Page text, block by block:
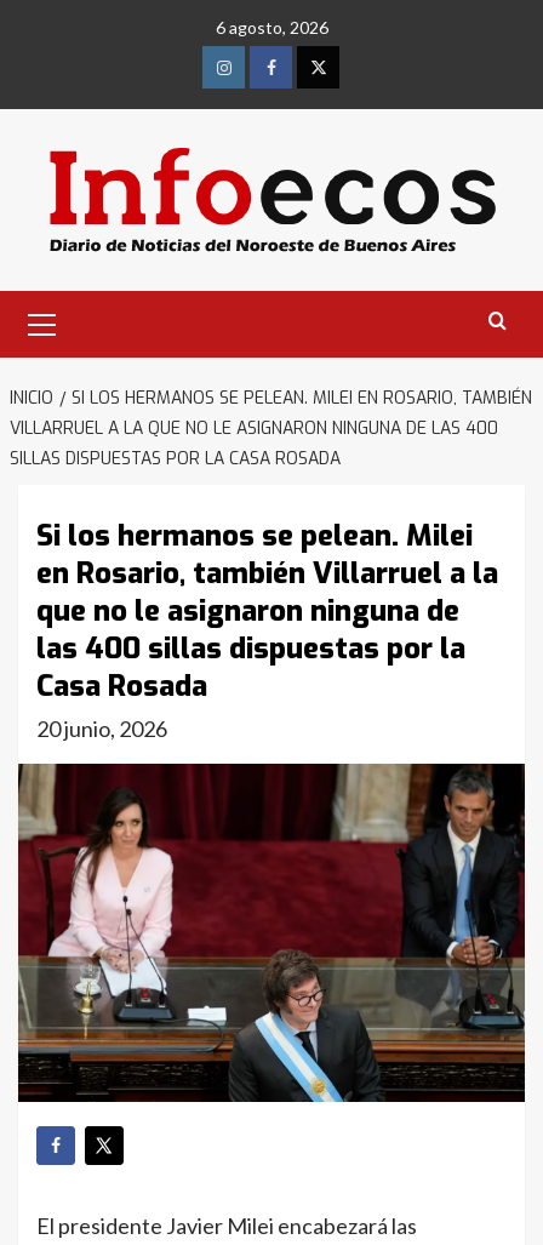
6 agosto, 2026
InstagramFacebookTwitter
primario
INICIO
SI LOS HERMANOS SE PELEAN. MILEI EN ROSARIO, TAMBIÉN
VILLARRUEL A LA QUE NO LE ASIGNARON NINGUNA DE LAS 400
SILLAS DISPUESTAS POR LA CASA ROSADA
Si los hermanos se pelean. Milei
en Rosario, también Villarruel a la
que no le asignaron ninguna de
las 400 sillas dispuestas por la
Casa Rosada
20 junio, 2026
El presidente Javier Milei encabezará las